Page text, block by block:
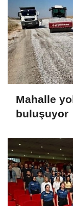
Mahalle
buluşuyor